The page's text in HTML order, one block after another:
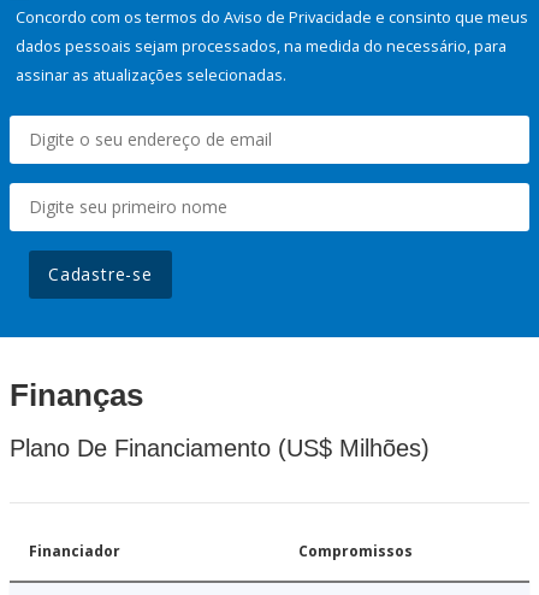
Concordo com os termos do Aviso de Privacidade e consinto que meus
dados pessoais sejam processados, na medida do necessário, para
assinar as atualizações selecionadas.
Cadastre-se
Finanças
Plano De Financiamento (US$ Milhões)
Financiador Compromissos